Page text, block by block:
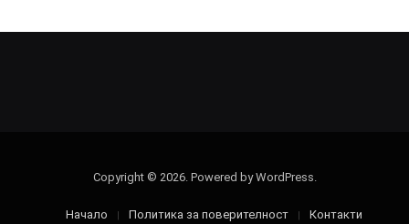
Copyright © 2026. Powered by WordPress.
Начало Политика за поверителност Контакти